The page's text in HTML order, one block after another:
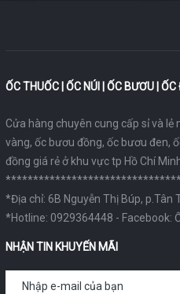
ỐC THUỐC | ỐC NÚI | ỐC BƯƠU | ỐC
Cửa hàng chuyên cung cấp sỉ và lẻ
vàng, ốc bươu đồng, ốc bươu đen,
đồng giá rẻ ở khu vực tp Hồ Chí
*Địa chỉ: 6B Nguyễn Thị Búp, p.Tân
*Hotline: 0929364448 - Facebook:
NHẬN TIN KHUYẾN MÃI